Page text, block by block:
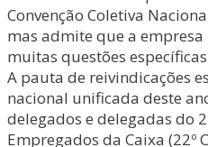
Convenção Coletiva
mas admite que a
muitas questões
A pauta de reivindicações
nacional unificada deste
delegados e delegadas do
Empregados da Caixa (22º